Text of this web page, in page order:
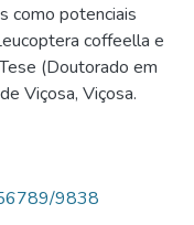
como potenciais
coffeella e
(Doutorado em
Viçosa, Viçosa.
9838